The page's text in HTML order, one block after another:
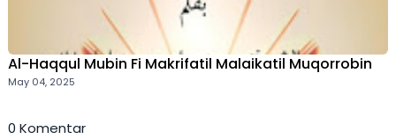
Al-Haqqul Mubin Fi Makrifatil Malaikatil Muqorrobin
May 04, 2025
0 Komentar